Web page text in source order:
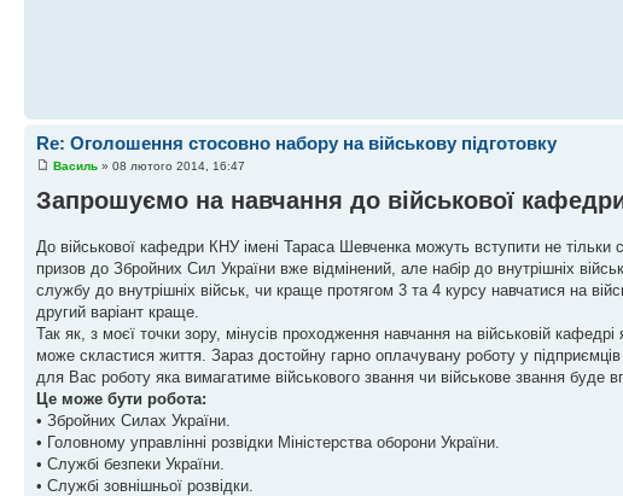
Re: Оголошення стосовно набору на військову підготовку
Василь » 08 лютого 2014, 16:47
Запрошуємо на навчання до військової
До військової кафедри КНУ імені Тараса Шевченка можуть вступити не тільки
призов до Збройних Сил України вже відмінений, але набір до внутрішніх
службу до внутрішніх військ, чи краще протягом 3 та 4 курсу навчатися на
другий варіант краще.
Так як, з моєї точки зору, мінусів проходження навчання на військовій
може скластися життя. Зараз достойну гарно оплачувану роботу у
для Вас роботу яка вимагатиме військового звання чи військове звання буде
Це може бути робота:
• Збройних Силах України.
• Головному управлінні розвідки Міністерства оборони України.
• Службі безпеки України.
• Службі зовнішньої розвідки.